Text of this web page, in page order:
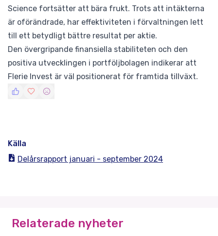
Science fortsätter att bära frukt. Trots att intäkterna
är oförändrade, har effektiviteten i förvaltningen lett
till ett betydligt bättre resultat per aktie.
Den övergripande finansiella stabiliteten och den
positiva utvecklingen i portföljbolagen indikerar att
Flerie Invest är väl positionerat för framtida tillväxt.
Källa
Delårsrapport januari - september 2024
Relaterade nyheter